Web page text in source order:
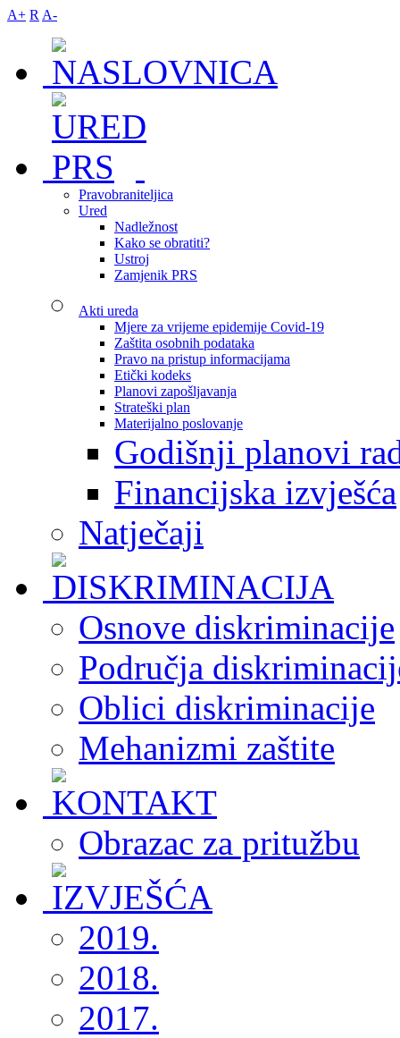
A+ R A-
Pravobraniteljica
Ured
Nadležnost
Kako se obratiti?
Ustroj
Zamjenik PRS
Akti ureda
Mjere za vrijeme epidemije Covid-19
Zaštita osobnih podataka
Pravo na pristup informacijama
Etički kodeks
Planovi zapošljavanja
Strateški plan
Materijalno poslovanje
Godišnji planovi
Financijska izvješća
Natječaji
Osnove diskriminacije
Područja
Oblici diskriminacije
Mehanizmi zaštite
Obrazac za pritužbu
2019.
2018.
2017.